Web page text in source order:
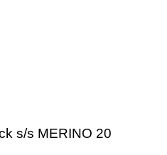
s/s MERINO 20